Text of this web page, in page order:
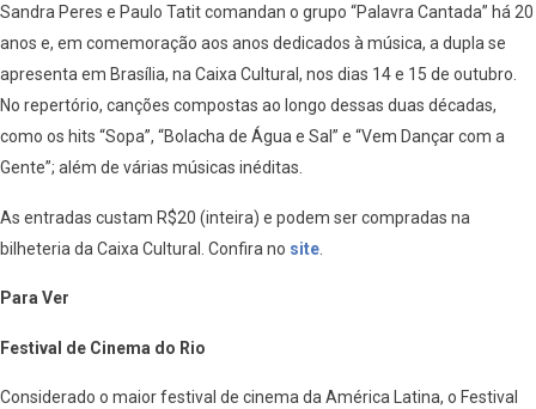
Sandra Peres e Paulo Tatit comandan o grupo “Palavra Cantada” há 20
anos e, em comemoração aos anos dedicados à música, a dupla se
apresenta em Brasília, na Caixa Cultural, nos dias 14 e 15 de outubro.
No repertório, canções compostas ao longo dessas duas décadas,
como os hits “Sopa”, “Bolacha de Água e Sal” e “Vem Dançar com a
Gente”; além de várias músicas inéditas.
As entradas custam R$20 (inteira) e podem ser compradas na
bilheteria da Caixa Cultural. Confira no site
Para Ver
Festival de Cinema do Rio
Considerado o maior festival de cinema da América Latina, o Festival